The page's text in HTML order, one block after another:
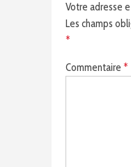
Votre adresse
Les champs
*
Commentaire *